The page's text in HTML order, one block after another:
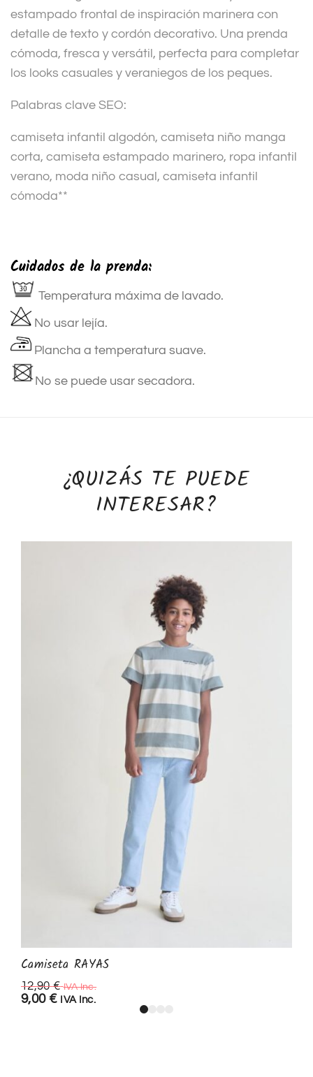
estampado frontal de inspiración marinera con
detalle de texto y cordón decorativo. Una prenda
cómoda, fresca y versátil, perfecta para completar
los looks casuales y veraniegos de los peques.
Palabras clave SEO:
camiseta infantil algodón, camiseta niño manga
corta, camiseta estampado marinero, ropa infantil
verano, moda niño casual, camiseta infantil
cómoda**
Cuidados de la prenda:
Temperatura máxima de lavado.
No usar lejía.
Plancha a temperatura suave.
No se puede usar secadora.
¿QUIZÁS TE PUEDE
INTERESAR?
Camiseta RAYAS
12,90€ IVA Inc.
9,00 € IVA Inc.